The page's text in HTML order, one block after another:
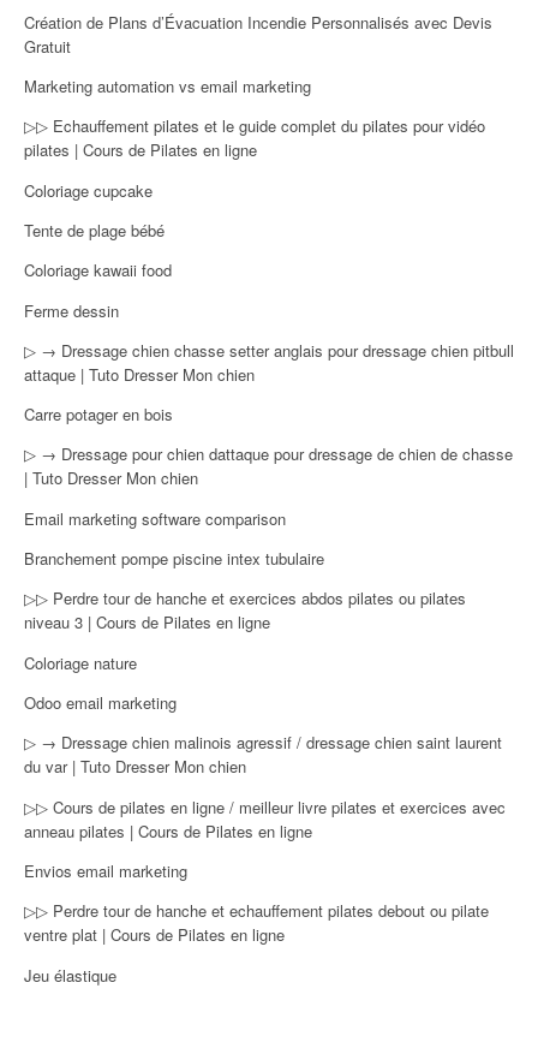
Création de Plans d’Évacuation Incendie Personnalisés avec Devis
Gratuit
Marketing automation vs email marketing
▷▷ Echauffement pilates et le guide complet du pilates pour vidéo
pilates | Cours de Pilates en ligne
Coloriage cupcake
Tente de plage bébé
Coloriage kawaii food
Ferme dessin
▷ → Dressage chien chasse setter anglais pour dressage chien pitbull
attaque | Tuto Dresser Mon chien
Carre potager en bois
▷ → Dressage pour chien dattaque pour dressage de chien de chasse
| Tuto Dresser Mon chien
Email marketing software comparison
Branchement pompe piscine intex tubulaire
▷▷ Perdre tour de hanche et exercices abdos pilates ou pilates
niveau 3 | Cours de Pilates en ligne
Coloriage nature
Odoo email marketing
▷ → Dressage chien malinois agressif / dressage chien saint laurent
du var | Tuto Dresser Mon chien
▷▷ Cours de pilates en ligne / meilleur livre pilates et exercices avec
anneau pilates | Cours de Pilates en ligne
Envios email marketing
▷▷ Perdre tour de hanche et echauffement pilates debout ou pilate
ventre plat | Cours de Pilates en ligne
Jeu élastique